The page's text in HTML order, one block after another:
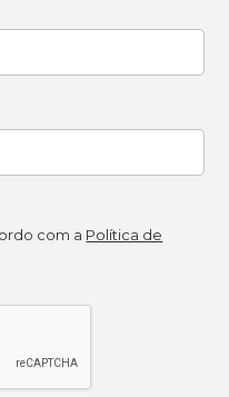
com a Política de